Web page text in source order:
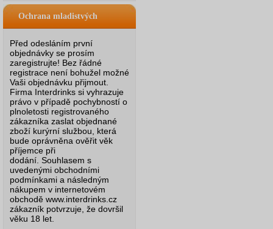
Ochrana mladistvých
Před odesláním první
objednávky se prosím
zaregistrujte! Bez řádné
registrace není bohužel možné
Vaši objednávku přijmout.
Firma Interdrinks si vyhrazuje
právo v případě pochybností o
plnoletosti registrovaného
zákazníka zaslat objednané
zboží kurýrní službou, která
bude oprávněna ověřit věk
příjemce při
dodání. Souhlasem s
uvedenými obchodními
podmínkami a následným
nákupem v internetovém
obchodě www.interdrinks.cz
zákazník potvrzuje, že dovršil
věku 18 let.